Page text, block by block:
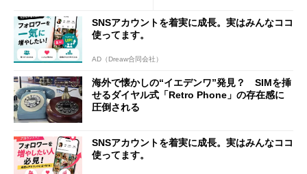
SNSアカウントを着実に成長。実はみんなココ
使ってます。
AD（Dreaw合同会社）
海外で懐かしの“イエデンワ”発見？ SIMを挿
せるダイヤル式「Retro Phone」の存在感に
圧倒される
SNSアカウントを着実に成長。実はみんなココ
使ってます。